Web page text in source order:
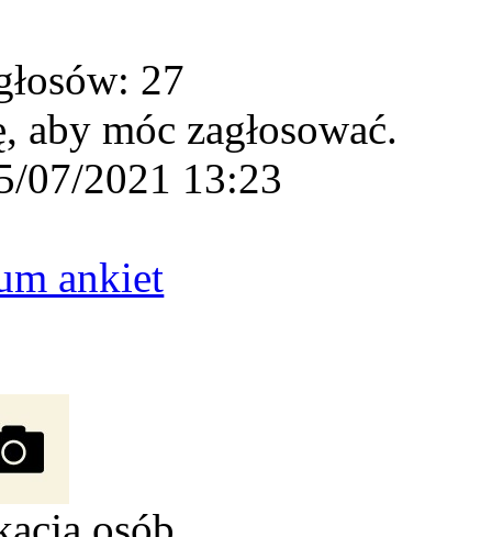
27
aby móc zagłosować.
07/2021 13:23
ankiet